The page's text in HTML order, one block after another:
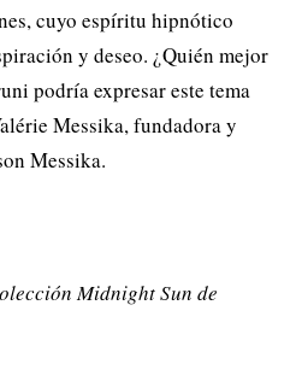
cuyo espíritu hipnótico
y deseo. ¿Quién mejor
podría expresar este tema
Messika, fundadora y
Messika.
Midnight Sun de